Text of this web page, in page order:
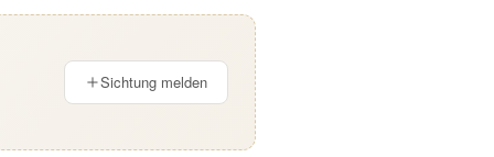
Sichtung melden